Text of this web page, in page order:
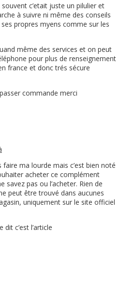
c’etait juste un pilulier et
à suivre ni même des conseils
propres myens comme sur les
même des services et on peut
pour plus de renseignement
france et donc trés sécure
commande merci
ma lourde mais c’est bien noté
acheter ce complément
savez pas ou l’acheter. Rien de
peut être trouvé dans aucunes
uniquement sur le site officiel
c’est l’article